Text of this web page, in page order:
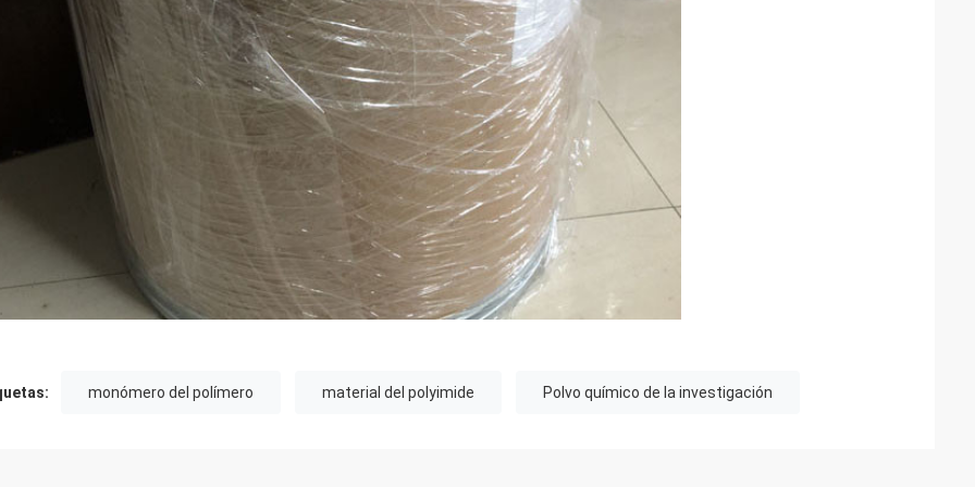
monómero del polímero material del polyimide Polvo químico de la investigación